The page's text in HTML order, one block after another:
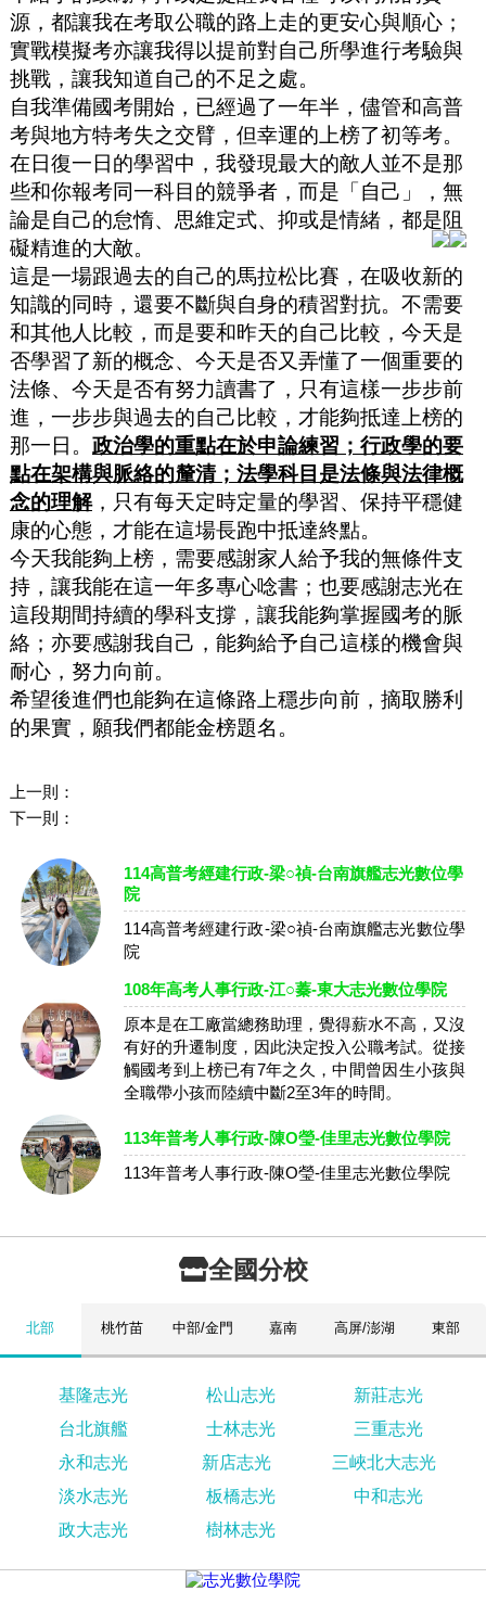
源，都讓我在考取公職的路上走的更安心與順心；
實戰模擬考亦讓我得以提前對自己所學進行考驗與
挑戰，讓我知道自己的不足之處。
自我準備國考開始，已經過了一年半，儘管和高普
考與地方特考失之交臂，但幸運的上榜了初等考。
在日復一日的學習中，我發現最大的敵人並不是那
些和你報考同一科目的競爭者，而是「自己」，無
論是自己的怠惰、思維定式、抑或是情緒，都是阻
礙精進的大敵。
這是一場跟過去的自己的馬拉松比賽，在吸收新的
知識的同時，還要不斷與自身的積習對抗。不需要
和其他人比較，而是要和昨天的自己比較，今天是
否學習了新的概念、今天是否又弄懂了一個重要的
法條、今天是否有努力讀書了，只有這樣一步步前
進，一步步與過去的自己比較，才能夠抵達上榜的
那一日。 政治學的重點在於申論練習；行政學的要
點在架構與脈絡的釐清；法學科目是法條與法律概
念的理解，只有每天定時定量的學習、保持平穩健
康的心態，才能在這場長跑中抵達終點。
今天我能夠上榜，需要感謝家人給予我的無條件支
持，讓我能在這一年多專心唸書；也要感謝志光在
這段期間持續的學科支撐，讓我能夠掌握國考的脈
絡；亦要感謝我自己，能夠給予自己這樣的機會與
耐心，努力向前。
希望後進們也能夠在這條路上穩步向前，摘取勝利
的果實，願我們都能金榜題名。
上一則：
下一則：
114高普考經建行政-梁○禎-台南旗艦志光數位學
院
114高普考經建行政-梁○禎-台南旗艦志光數位學
院
108年高考人事行政-江○蓁-東大志光數位學院
原本是在工廠當總務助理，覺得薪水不高，又沒
有好的升遷制度，因此決定投入公職考試。從接
觸國考到上榜已有7年之久，中間曾因生小孩與
全職帶小孩而陸續中斷2至3年的時間。
113年普考人事行政-陳O瑩-佳里志光數位學院
113年普考人事行政-陳O瑩-佳里志光數位學院
全國分校
北部 桃竹苗 中部/金門 嘉南 高屏/澎湖 東部
基隆志光 松山志光
新莊志光
台北旗艦
士林志光
三重志光
永和志光
新店志光
三峽北大志光
淡水志光
板橋志光
中和志光
政大志光
樹林志光